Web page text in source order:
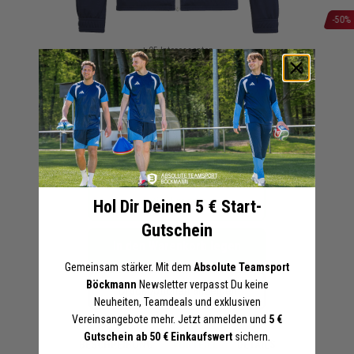
adidas Entrada 22 Trainingsjacke
Herren Damen | Track Jacket
Grau
Blau
Zum
Anfang
der
Bildergalerie
springen
+ 95 Interessenten
35,00 € UVP
17,50 €
-50%
Online-Preise können von den Filialpreisen abweichen
Artikel merken
Druckoptionen anzeigen
BESCHREIBUNG VORTEILE DETAILS
Hol Dir Deinen 5 € Start-
Gutschein
Gemeinsam stärker. Mit dem Absolute Teamsport
Böckmann Newsletter verpasst Du keine
Neuheiten, Teamdeals und exklusiven
Vereinsangebote mehr. Jetzt anmelden und 5 €
Gutschein ab 50 € Einkaufswert sichern.